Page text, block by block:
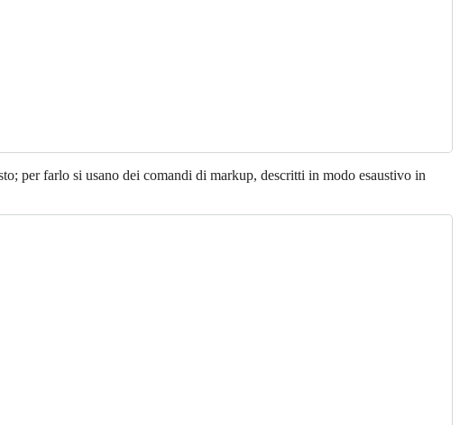
per farlo si usano dei comandi di markup, descritti in modo esaustivo in